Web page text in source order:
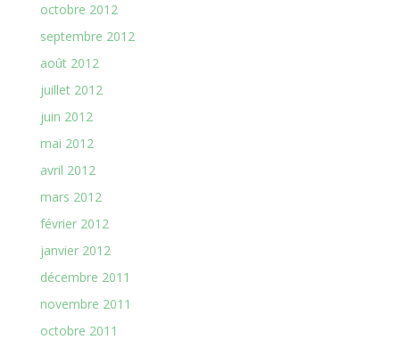
octobre 2012
septembre 2012
août 2012
juillet 2012
juin 2012
mai 2012
avril 2012
mars 2012
février 2012
janvier 2012
décembre 2011
novembre 2011
octobre 2011